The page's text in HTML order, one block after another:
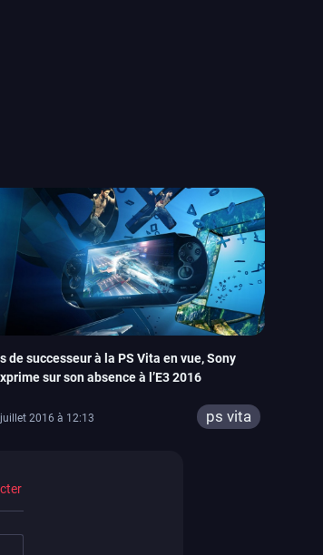
de successeur à la PS Vita en vue, Sony
sur son absence à l’E3 2016
2016 à 12:13 ps vita